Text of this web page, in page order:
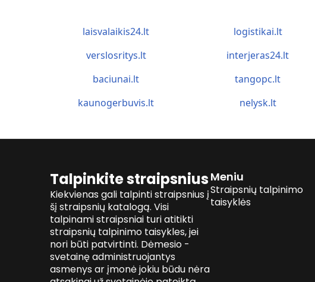
laisvalaikis24.lt logistikai.lt
verslosritys.lt
interjeras24.lt
baciunai.lt
tangopc.lt
kaunogerbuvis.lt
nelysk.lt
Talpinkite straipsnius
Kiekvienas gali talpinti straipsnius į
šį straipsnių katalogą. Visi
talpinami straipsniai turi atitikti
straipsnių talpinimo taisykles, jei
nori būti patvirtinti. Dėmesio -
svetainę administruojantys
asmenys ar įmonė jokiu būdu nėra
Meniu
Straipsnių talpinimo
taisyklės